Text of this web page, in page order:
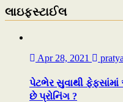
લાઇફસ્ટાઈલ
Apr 28, 2021
પેટભેર સુવાથી
છે પ્રોનિંગ ?